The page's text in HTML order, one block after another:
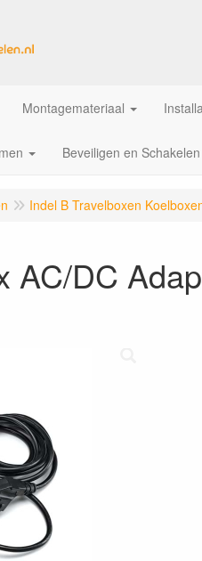
Montagemateriaal
Beveiligen en Schakelen
Indel B Travelboxen
AC/DC